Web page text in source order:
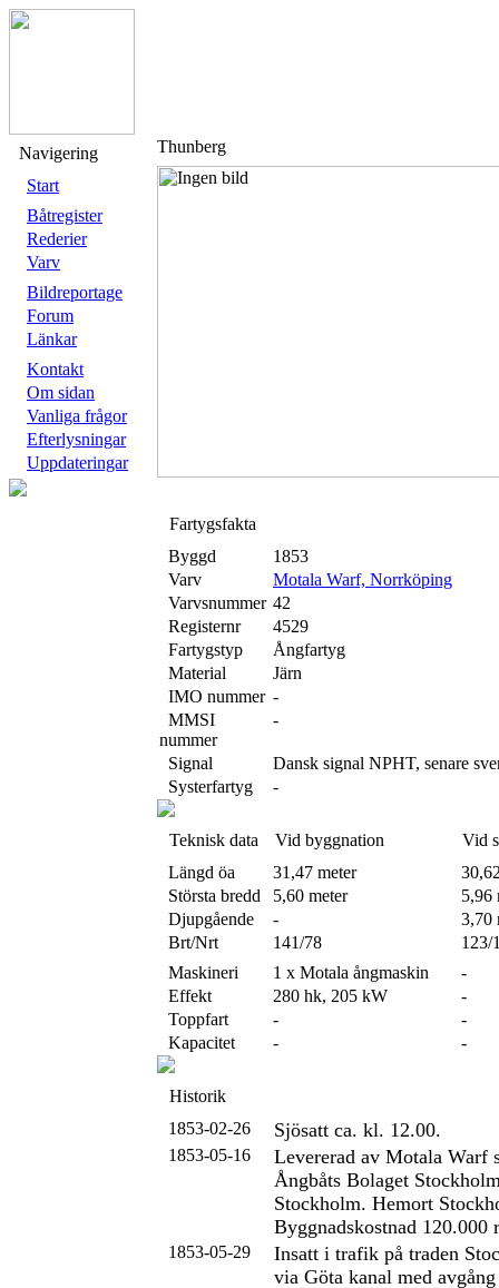
Navigering
Start
Båtregister
Rederier
Varv
Bildreportage
Forum
Länkar
Kontakt
Om sidan
Vanliga frågor
Efterlysningar
Uppdateringar
Thunberg
Fartygsfakta
Byggd
1853
Varv
Motala Warf, Norrköping
Varvsnummer 42
Registernr
4529
Fartygstyp
Ångfartyg
Material
Järn
IMO nummer -
MMSI
nummer
-
Signal
Dansk signal NPHT, senare
Systerfartyg
-
Teknisk data Vid byggnation
Vid
Längd öa
31,47 meter
Största bredd
5,60 meter
5,96
Djupgående
-
3,70
Brt/Nrt
141/78
123/
Maskineri
1 x Motala ångmaskin
-
Effekt
280 hk, 205 kW
-
Toppfart
-
-
Kapacitet
- -
Historik
1853-02-26
Sjösatt ca. kl. 12.00.
1853-05-16
Levererad av Motala Warf
Ångbåts Bolaget
Stockholm. Hemort
Byggnadskostnad 120.000
1853-05-29
Insatt i trafik på traden
via Göta kanal med